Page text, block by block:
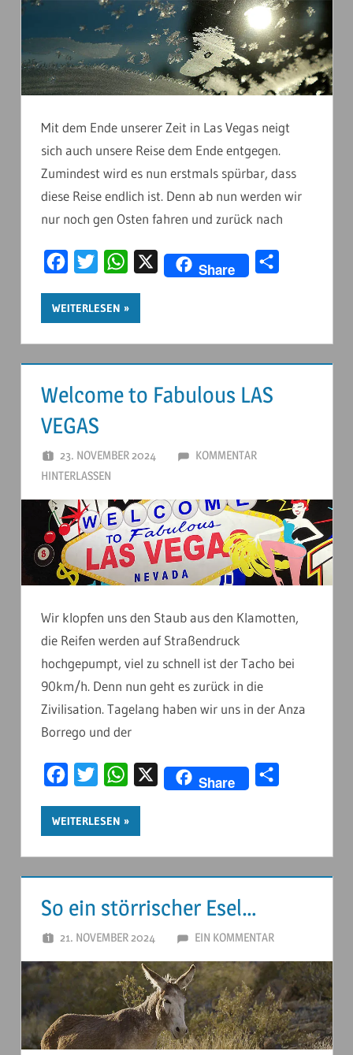
Mit dem Ende unserer Zeit in Las Vegas neigt
sich auch unsere Reise dem Ende entgegen.
Zumindest wird es nun erstmals spürbar, dass
diese Reise endlich ist. Denn ab nun werden wir
nur noch gen Osten fahren und zurück nach
FacebookTwitter WhatsApp
X Share
WEITERLESEN
Welcome to Fabulous LAS
VEGAS
23. NOVEMBER 2024 ANDERSTOUREN
KOMMENTAR
HINTERLASSEN
Wir klopfen uns den Staub aus den Klamotten,
die Reifen werden auf Straßendruck
hochgepumpt, viel zu schnell ist der Tacho bei
90km/h. Denn nun geht es zurück in die
Zivilisation. Tagelang haben wir uns in der Anza
Borrego und der
FacebookTwitter WhatsApp
X Share
WEITERLESEN
So ein störrischer Esel…
21. NOVEMBER 2024 ANDERSTOUREN
EIN KOMMENTAR